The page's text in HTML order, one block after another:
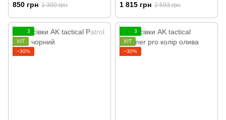
850 грн 1 300 грн 1 815 грн 2 593 грн
3
ХІТ
−30%
3
ХІТ
−30%